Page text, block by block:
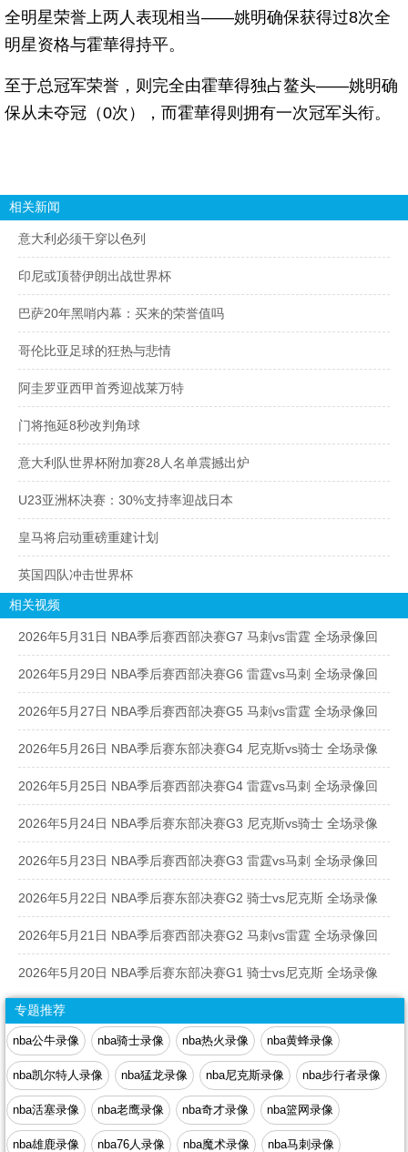
全明星荣誉上两人表现相当——姚明确保获得过8次全
明星资格与霍華得持平。
至于总冠军荣誉，则完全由霍華得独占鳌头——姚明确
保从未夺冠（0次），而霍華得则拥有一次冠军头衔。
相关新闻
意大利必须干穿以色列
印尼或顶替伊朗出战世界杯
巴萨20年黑哨内幕：买来的荣誉值吗
哥伦比亚足球的狂热与悲情
阿圭罗亚西甲首秀迎战莱万特
门将拖延8秒改判角球
意大利队世界杯附加赛28人名单震撼出炉
U23亚洲杯决赛：30%支持率迎战日本
皇马将启动重磅重建计划
英国四队冲击世界杯
相关视频
2026年5月31日 NBA季后赛西部决赛G7 马刺vs雷霆 全场录像回
放
2026年5月29日 NBA季后赛西部决赛G6 雷霆vs马刺 全场录像回
放
2026年5月27日 NBA季后赛西部决赛G5 马刺vs雷霆 全场录像回
放
2026年5月26日 NBA季后赛东部决赛G4 尼克斯vs骑士 全场录像
回放
2026年5月25日 NBA季后赛西部决赛G4 雷霆vs马刺 全场录像回
放
2026年5月24日 NBA季后赛东部决赛G3 尼克斯vs骑士 全场录像
回放
2026年5月23日 NBA季后赛西部决赛G3 雷霆vs马刺 全场录像回
放
2026年5月22日 NBA季后赛东部决赛G2 骑士vs尼克斯 全场录像
回放
2026年5月21日 NBA季后赛西部决赛G2 马刺vs雷霆 全场录像回
放
2026年5月20日 NBA季后赛东部决赛G1 骑士vs尼克斯 全场录像
回放
专题推荐
nba公牛录像 nba骑士录像 nba热火录像 nba黄蜂录像
nba凯尔特人录像 nba猛龙录像 nba尼克斯录像 nba步行者录像
nba活塞录像 nba老鹰录像 nba奇才录像 nba篮网录像
nba雄鹿录像 nba76人录像 nba魔术录像 nba马刺录像